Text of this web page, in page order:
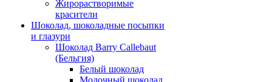
Жирорастворимые
красители
Шоколад, шоколадные посыпки
и глазури
Шоколад Barry Callebaut
(Бельгия)
Белый шоколад
Молочный шоколад